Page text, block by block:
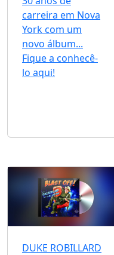
carreira em Nova
York com um
novo álbum...
Fique a conhecê-
lo aqui!
DUKE ROBILLARD